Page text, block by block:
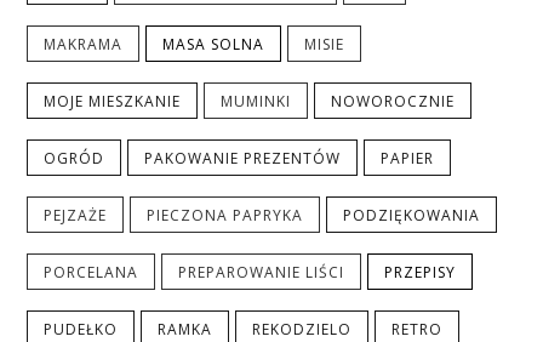
MAKRAMA MASA SOLNA MISIE
MOJE MIESZKANIE MUMINKI NOWOROCZNIE
OGRÓD PAKOWANIE PREZENTÓW PAPIER
PEJZAŻE PIECZONA PAPRYKA PODZIĘKOWANIA
PORCELANA PREPAROWANIE LIŚCI PRZEPISY
PUDEŁKO RAMKA REKODZIELO RETRO